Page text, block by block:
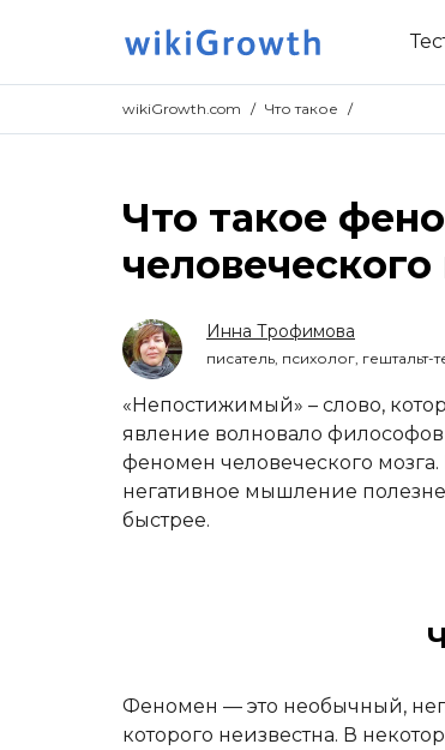
wikiGrowth.com / Что такое /
Что такое
Инна Трофимова
писатель, психолог, гештальт-
«Непостижимый» – слово,
явление волновало
феномен человеческого мозга.
негативное мышление
быстрее.
Феномен — это необычный,
которого неизвестна. В